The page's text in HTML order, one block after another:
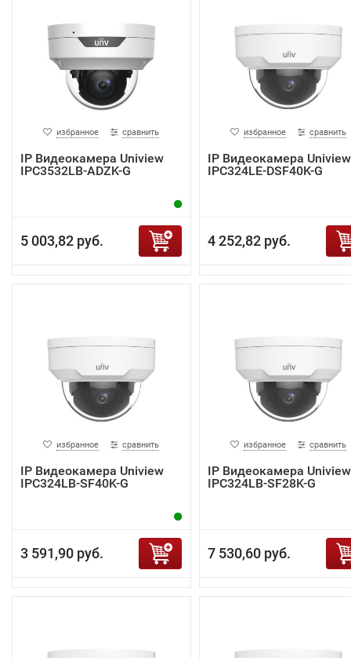
избранное сравнить
IP Видеокамера Uniview
IPC3532LB-ADZK-G
5 003,82 руб.
избранное сравнить
IP Видеокамера Uniview
IPC324LE-DSF40K-G
4 252,82 руб.
избранное сравнить
IP Видеокамера Uniview
IPC324LB-SF40K-G
3 591,90 руб.
избранное сравнить
IP Видеокамера Uniview
IPC324LB-SF28K-G
7 530,60 руб.